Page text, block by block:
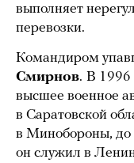
выполняет
перевозки.
Командиром
Смирнов. В 1996
высшее военное
в Саратовской
в Минобороны,
он служил в